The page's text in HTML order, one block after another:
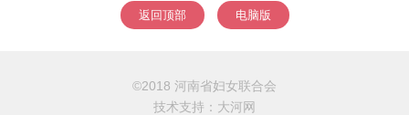
返回顶部 电脑版
©2018 河南省妇女联合会
技术支持： 大河网